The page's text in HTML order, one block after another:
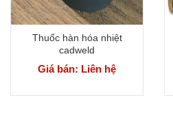
Thuốc hàn hóa nhiệt
cadweld
Giá bán: Liên hệ